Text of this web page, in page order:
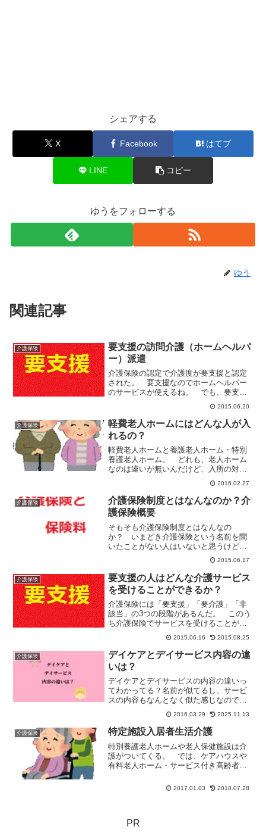
シェアする
X Facebook はてブ
LINE コピー
ゆうをフォローする
ゆう
関連記事
介護保険
要支援の訪問介護（ホームヘルパ
ー）派遣
介護保険の認定で介護度が要支援と認定
された。 要支援なのでホームヘルパー
のサービスが使えるね。 でも、要支援
の人の訪問介護（ホームヘルパー）派遣
は八日以後の人の訪問介護（ホームヘル
パー）派遣とちょっと違うのだ。要支援
の訪問介護（ホームヘルパ...
2015.06.20
介護保険
軽費老人ホームにはどんな人が入
れるの？
軽費老人ホームと養護老人ホーム・特別
養護老人ホーム。 どれも、老人ホーム
なのは違いが無いんだけど、入所の対象
となる人は全部違う。 前回は「養護老
人ホーム」と「特別養護老人ホーム」の
違いについて記事にしてみた。 今回は
軽費老人ホームについて調...
2016.02.27
介護保険
介護保険制度とはなんなのか？介
護保険概要
そもそも介護保険制度とはなんなの
か？ いまどき介護保険という名前を聞
いたことがない人はいないと思うけど、
でも、中身がなんとなくわからないなん
て人がほとんどじゃないだろうか？ な
ので今日は「介護保険とは何なのか？」
というな話をかいつまんでして...
2015.06.17
介護保険
要支援の人はどんな介護サービス
を受けることができるか？
介護保険には「要支援」「要介護」「非
該当」の3つの段階があるんだ。 このう
ち介護保険でサービスを受けることがで
きるのは「要支援」と「要介護」の
人。 「要支援」の人と「要介護」の人
では介護保険の対象となるサービスが違
う。 また、「要介護」の人...
2015.06.16 2015.08.25
介護保険
デイケアとデイサービス内容の違
いは？
デイケアとデイサービスの内容の違いっ
てわかってる？名前が似てるし、サービ
スの内容もなんとなく似た感じなので、
「同じもの」とみなされがちなデイケ
ア・デイサービスだが、人員配置等から
得意とする部分が違う。利用目的にあっ
た方を利用したいもの。
2016.03.29 2025.11.13
介護保険 特定施設入居者生活介護
特別養護老人ホームや老人保健施設は介
護がついてくる。 では、ケアハウスや
有料老人ホーム・サービス付き高齢者向
者生活介護の表示があれば、介護付きと
思っていい。特定施設入居者生活介護と
2017.01.03 2018.07.28
PR